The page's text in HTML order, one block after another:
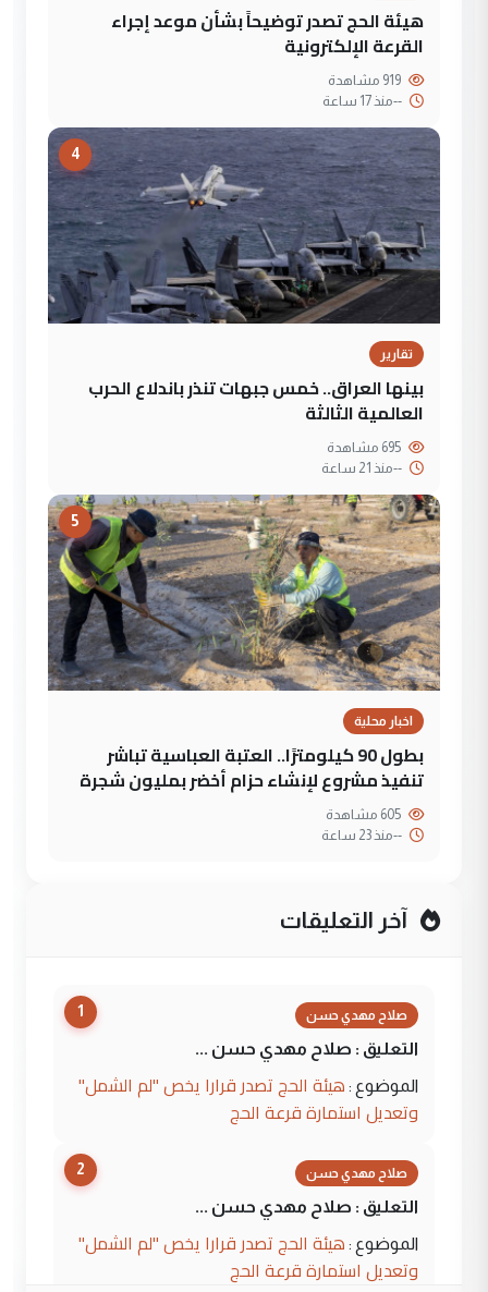
هيئة الحج تصدر توضيحاً بشأن موعد إجراء
القرعة الإلكترونية
--منذ 17 ساعة
4
تقارير
بينها العراق.. خمس جبهات تنذر باندلاع الحرب
العالمية الثالثة
--منذ 21 ساعة
5
اخبار محلية
بطول 90 كيلومترًا.. العتبة العباسية تباشر
تنفيذ مشروع لإنشاء حزام أخضر بمليون شجرة
--منذ 23 ساعة
آخر التعليقات
1 صلاح مهدي حسن
التعليق : صلاح مهدي حسن ...
الموضوع : هيئة الحج تصدر قرارا يخص "لم الشمل"
وتعديل استمارة قرعة الحج
2 صلاح مهدي حسن
التعليق : صلاح مهدي حسن ...
الموضوع : هيئة الحج تصدر قرارا يخص "لم الشمل"
وتعديل استمارة قرعة الحج